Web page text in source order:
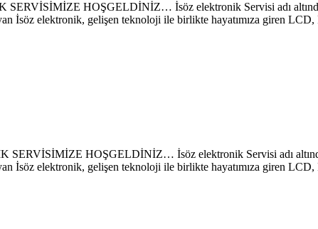
HOŞGELDİNİZ… İsöz elektronik Servisi adı altında
İsöz elektronik, gelişen teknoloji ile birlikte hayatımıza giren
HOŞGELDİNİZ… İsöz elektronik Servisi adı altında
İsöz elektronik, gelişen teknoloji ile birlikte hayatımıza giren